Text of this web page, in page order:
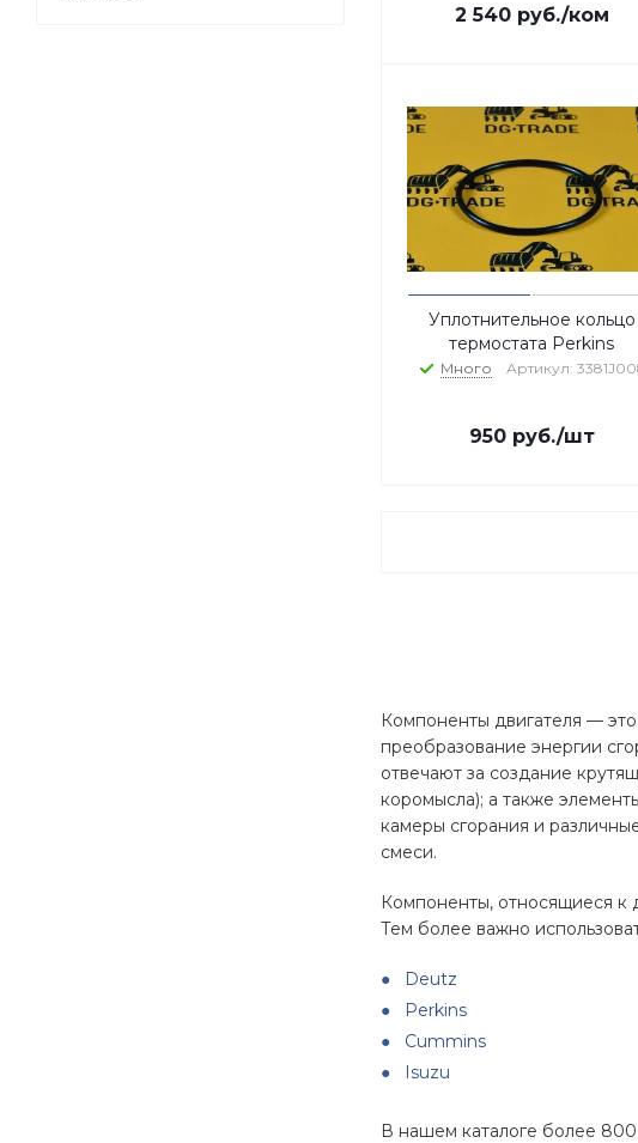
2 540руб./ком
Уплотнительное кольцо
термостата Perkins
Много Артикул:
950руб./шт
Компоненты двигателя —
преобразование энергии
отвечают за создание
коромысла); а также
камеры сгорания и
смеси.
Компоненты, относящиеся к
Тем более важно
Deutz
Perkins
Cummins
Isuzu
В нашем каталоге более 800